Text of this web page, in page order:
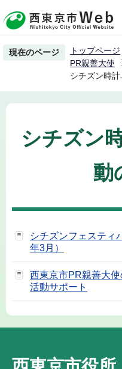
の
ー
の
先
現在のページ トップページ
PR親善大使
シチズン時
シチズン
動
シチズンフェスティ
年3月）
西東京市PR親善大
活動サポート